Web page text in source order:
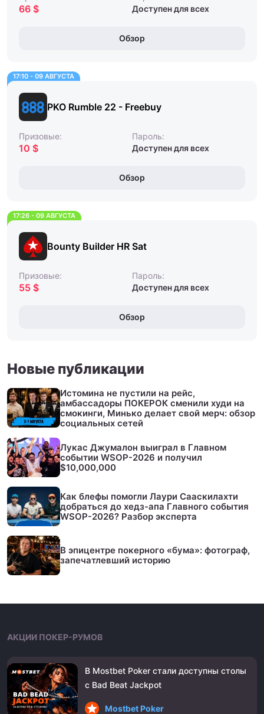
66 $
Доступен для всех
Обзор
17:10 - 09 АВГУСТА
PKO Rumble 22 - Freebuy
Призовые:
10 $
Пароль:
Доступен для всех
Обзор
17:26 - 09 АВГУСТА
Bounty Builder HR Sat
Призовые:
55 $
Пароль:
Доступен для всех
Обзор
Новые публикации
Истомина не пустили на рейс,
амбассадоры ПОКЕРОК сменили худи на
смокинги, Минько делает свой мерч: обзор
социальных сетей
Лукас Джумалон выиграл в Главном
событии WSOP-2026 и получил
$10,000,000
Как блефы помогли Лаури Сааскилахти
добраться до хедз-апа Главного события
WSOP-2026? Разбор эксперта
В эпицентре покерного «бума»: фотограф,
запечатлевший историю
АКЦИИ ПОКЕР-РУМОВ
В Mostbet Poker стали доступны столы
с Bad Beat Jackpot
Mostbet Poker